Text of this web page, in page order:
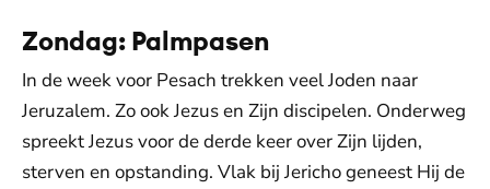
Zondag: Palmpasen
In de week voor Pesach trekken veel Joden naar
Jeruzalem. Zo ook Jezus en Zijn discipelen. Onderweg
spreekt Jezus voor de derde keer over Zijn lijden,
sterven en opstanding. Vlak bij Jericho geneest Hij de